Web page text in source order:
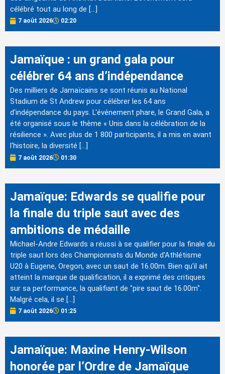
célébré tout au long de […]
7 août 2026 02:20
Jamaïque : un grand gala pour
célébrer 64 ans d’indépendance
Des milliers de Jamaïcains se sont réunis au National
Stadium de St Andrew pour célébrer les 64 ans
d'indépendance du pays. L'événement phare, le Grand Gala, a
été organisé sous le thème « Unis dans la célébration de la
résilience ». Avec plus de 1 800 participants, il a mis en avant
l'histoire, la diversité […]
7 août 2026 01:30
Jamaïque: Edwards se qualifie pour
la finale du triple saut avec des
ambitions de médaille
Michael-Andre Edwards a réussi à se qualifier pour la finale du
triple saut lors des Championnats du Monde d'Athlétisme
U20 à Eugene, Oregon, avec un saut de 16.00m. Bien qu'il ait
atteint la marque de qualification, il a exprimé des critiques
sur sa performance, la qualifiant de "pire saut de 16.00m".
Malgré cela, il se […]
7 août 2026 01:25
Jamaïque: Maxine Henry-Wilson
honorée par l’Ordre de Jamaïque